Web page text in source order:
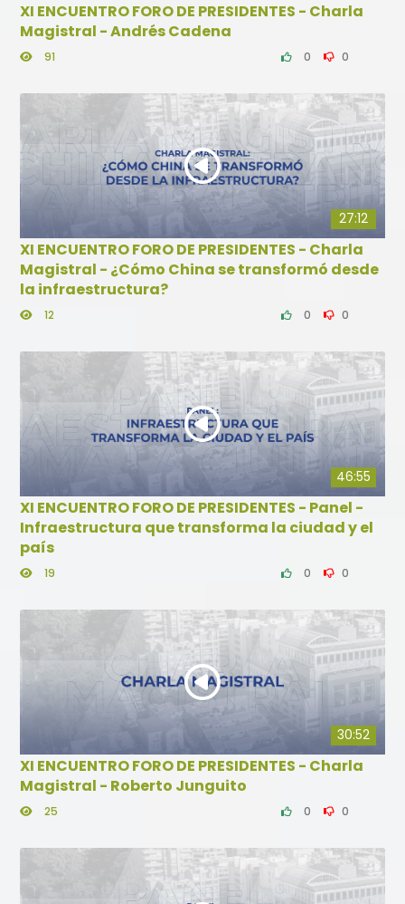
XI ENCUENTRO FORO DE PRESIDENTES - Charla
Magistral - Andrés Cadena
91 0 0
27:12
XI ENCUENTRO FORO DE PRESIDENTES - Charla
Magistral - ¿Cómo China se transformó desde
la infraestructura?
12 0 0
46:55
XI ENCUENTRO FORO DE PRESIDENTES - Panel -
Infraestructura que transforma la ciudad y el
país
19 0 0
30:52
XI ENCUENTRO FORO DE PRESIDENTES - Charla
Magistral - Roberto Junguito
25 0 0